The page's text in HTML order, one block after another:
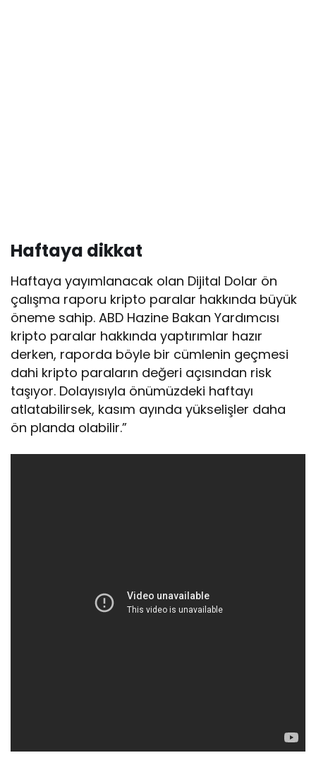
Haftaya dikkat
Haftaya yayımlanacak olan Dijital Dolar ön
çalışma raporu kripto paralar hakkında büyük
öneme sahip. ABD Hazine Bakan Yardımcısı
kripto paralar hakkında yaptırımlar hazır
derken, raporda böyle bir cümlenin geçmesi
dahi kripto paraların değeri açısından risk
taşıyor. Dolayısıyla önümüzdeki haftayı
atlatabilirsek, kasım ayında yükselişler daha
ön planda olabilir.”